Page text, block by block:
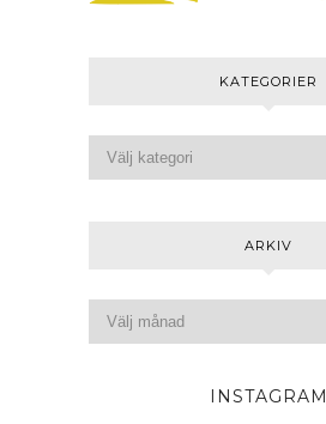
KATEGORIER
ARKIV
INSTAGRAM